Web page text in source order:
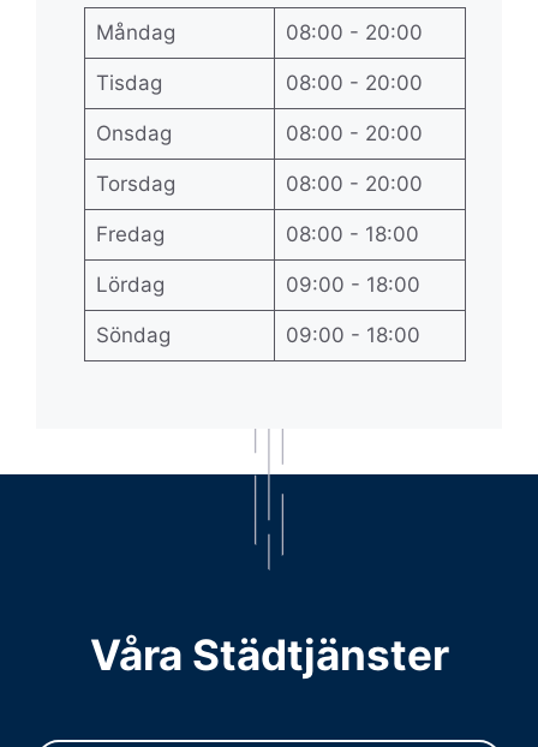
Måndag 08:00 - 20:00
Tisdag 08:00 - 20:00
Onsdag 08:00 - 20:00
Torsdag 08:00 - 20:00
Fredag 08:00 - 18:00
Lördag 09:00 - 18:00
Söndag 09:00 - 18:00
Våra Städtjänster